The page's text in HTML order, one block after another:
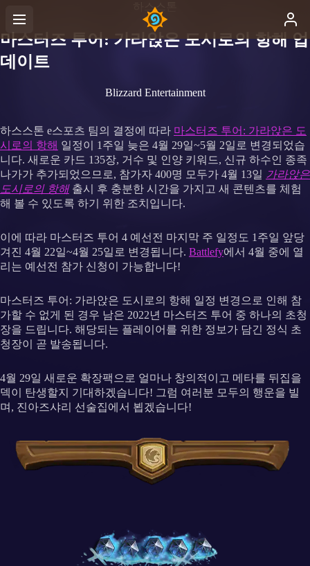
하스스톤
마스터즈 투어: 가라앉은 도시로의 항해 업
데이트
Blizzard Entertainment
하스스톤 e스포츠 팀의 결정에 따라 마스터즈 투어: 가라앉은 도
시로의 항해 일정이 1주일 늦은 4월 29일~5월 2일로 변경되었습
니다. 새로운 카드 135장, 거수 및 인양 키워드, 신규 하수인 종족
나가가 추가되었으므로, 참가자 400명 모두가 4월 13일 가라앉은
도시로의 항해출시 후 충분한 시간을 가지고 새 콘텐츠를 체험
해 볼 수 있도록 하기 위한 조치입니다.
이에 따라 마스터즈 투어 4 예선전 마지막 주 일정도 1주일 앞당
겨진 4월 22일~4월 25일로 변경됩니다. Battlefy에서 4월 중에 열
리는 예선전 참가 신청이 가능합니다!
마스터즈 투어: 가라앉은 도시로의 항해 일정 변경으로 인해 참
가할 수 없게 된 경우 남은 2022년 마스터즈 투어 중 하나의 초청
장을 드립니다. 해당되는 플레이어를 위한 정보가 담긴 정식 초
청장이 곧 발송됩니다.
4월 29일 새로운 확장팩으로 얼마나 창의적이고 메타를 뒤집을
덱이 탄생할지 기대하겠습니다! 그럼 여러분 모두의 행운을 빌
며, 진아즈샤리 선술집에서 뵙겠습니다!